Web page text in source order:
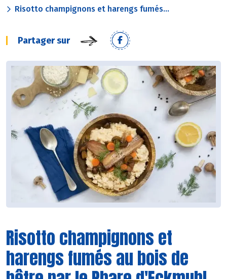
Risotto champignons et harengs fumés...
Partager sur
Risotto champignons et
harengs fumés au bois de